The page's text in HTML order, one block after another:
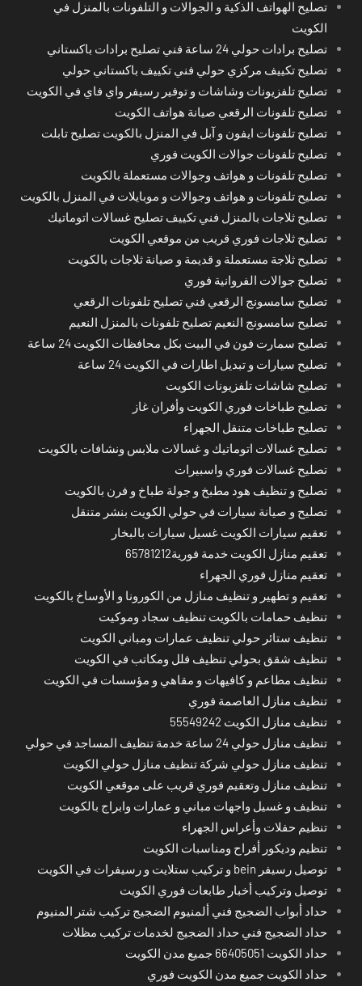
تصليح الهواتف الذكية و الجوالات و التلفونات بالمنزل في
الكويت
تصليح برادات حولي 24 ساعة فني تصليح برادات باكستاني
تصليح تكييف مركزي حولي فني تكييف باكستاني حولي
تصليح تلفزيونات وشاشات و توفير رسيفر واي فاي في الكويت
تصليح تلفونات الرقعي صيانة هواتف الكويت
تصليح تلفونات ايفون و آبل في المنزل بالكويت تصليح تابلت
تصليح تلفونات جوالات الكويت فوري
تصليح تلفونات و هواتف وجوالات مستعملة بالكويت
تصليح تلفونات و هواتف وجوالات و موبايلات في المنزل بالكويت
تصليح ثلاجات بالمنزل فني تكييف تصليح غسالات اتوماتيك
تصليح ثلاجات فوري قريب من موقعي الكويت
تصليح ثلاجة مستعملة و قديمة و صيانة ثلاجات بالكويت
تصليح جوالات الفروانية فوري
تصليح سامسونج الرقعي فني تصليح تلفونات الرقعي
تصليح سامسونج النعيم تصليح تلفونات بالمنزل النعيم
تصليح سمارت فون في البيت بكل محافظات الكويت 24 ساعة
تصليح سيارات و تبديل اطارات في الكويت 24 ساعة
تصليح شاشات تلفزيونات الكويت
تصليح طباخات فوري الكويت وأفران غاز
تصليح طباخات متنقل الجهراء
تصليح غسالات اتوماتيك و غسالات ملابس ونشافات بالكويت
تصليح غسالات فوري واسبيرات
تصليح و تنظيف هود مطبخ و جولة طباخ و فرن بالكويت
تصليح و صيانة سيارات في حولي الكويت بنشر متنقل
تعقيم سيارات الكويت غسيل سيارات بالبخار
تعقيم منازل الكويت خدمة فورية65781212
تعقيم منازل فوري الجهراء
تعقيم و تطهير و تنظيف منازل من الكورونا و الأوساخ بالكويت
تنظيف حمامات بالكويت تنظيف سجاد وموكيت
تنظيف ستائر حولي تنظيف عمارات ومباني الكويت
تنظيف شقق بحولي تنظيف فلل ومكاتب في الكويت
تنظيف مطاعم و كافيهات و مقاهي و مؤسسات في الكويت
تنظيف منازل العاصمة فوري
تنظيف منازل الكويت 55549242
تنظيف منازل حولي 24 ساعة خدمة تنظيف المساجد في حولي
تنظيف منازل حولي شركة تنظيف منازل حولي الكويت
تنظيف منازل وتعقيم فوري قريب على موقعي الكويت
تنظيف و غسيل واجهات مباني و عمارات وابراج بالكويت
تنظيم حفلات وأعراس الجهراء
تنظيم وديكور أفراح ومناسبات الكويت
توصيل رسيفر bein و تركيب ستلايت و رسيفرات في الكويت
توصيل وتركيب أخبار طابعات فوري الكويت
حداد أبواب الضجيج فني ألمنيوم الضجيج تركيب شتر المنيوم
حداد الضجيج فني حداد الضجيج لخدمات تركيب مظلات
حداد الكويت 66405051 جميع مدن الكويت
حداد الكويت جميع مدن الكويت فوري